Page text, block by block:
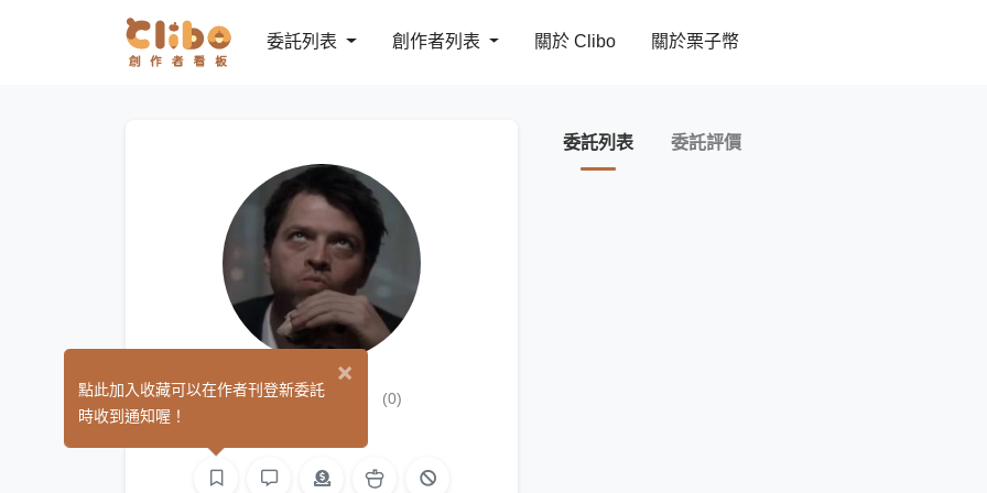
委託列表 創作者列表 關於 Clibo 關於栗子幣
水逆蓮芴 (0)
委託列表 委託評價
×
點此加入收藏可以在作者刊登新委託
時收到通知喔！